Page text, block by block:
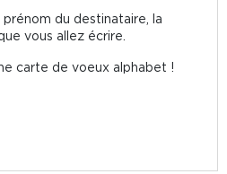
du destinataire, la
vous allez écrire.
carte de voeux alphabet !